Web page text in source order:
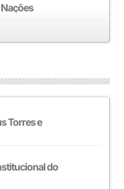
Nações
Torres e
do